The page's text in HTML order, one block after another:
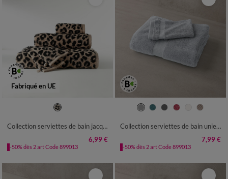
Fabriqué en UE
Collection serviettes de bain jacquard motif peau de léopard 450 g/m2
6,99 €
-50% dès 2 art Code 899013
Collection serviettes de bain unies - gamme premium 640g/m²
7,99 €
-50% dès 2 art Code 899013